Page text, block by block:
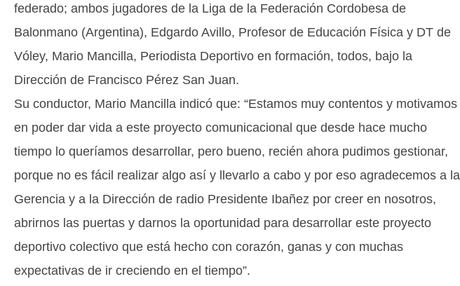
federado; ambos jugadores de la Liga de la Federación Cordobesa de
Balonmano (Argentina), Edgardo Avillo, Profesor de Educación Física y DT de
Vóley, Mario Mancilla, Periodista Deportivo en formación, todos, bajo la
Dirección de Francisco Pérez San Juan.
Su conductor, Mario Mancilla indicó que: “Estamos muy contentos y motivamos
en poder dar vida a este proyecto comunicacional que desde hace mucho
tiempo lo queríamos desarrollar, pero bueno, recién ahora pudimos gestionar,
porque no es fácil realizar algo así y llevarlo a cabo y por eso agradecemos a la
Gerencia y a la Dirección de radio Presidente Ibañez por creer en nosotros,
abrirnos las puertas y darnos la oportunidad para desarrollar este proyecto
deportivo colectivo que está hecho con corazón, ganas y con muchas
expectativas de ir creciendo en el tiempo”.